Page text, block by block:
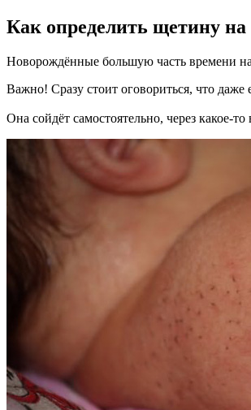
Как определить щетину
Новорождённые большую часть времени
Важно! Сразу стоит оговориться, что даже
Она сойдёт самостоятельно, через какое-